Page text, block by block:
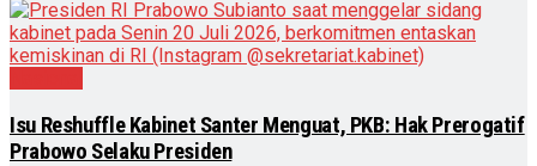
Isu Reshuffle Kabinet Santer Menguat, PKB: Hak Prerogatif
Prabowo Selaku Presiden